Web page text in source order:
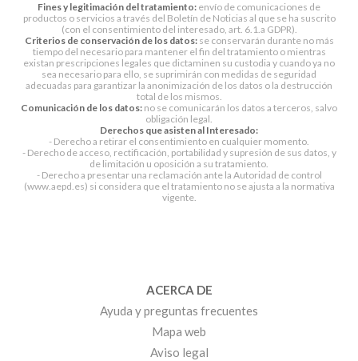
Fines y legitimación del tratamiento: envío de comunicaciones de
productos o servicios a través del Boletín de Noticias al que se ha suscrito
(con el consentimiento del interesado, art. 6.1.a GDPR).
Criterios de conservación de los datos:se conservarán durante no más
tiempo del necesario para mantener el fin del tratamiento o mientras
existan prescripciones legales que dictaminen su custodia y cuando ya no
sea necesario para ello, se suprimirán con medidas de seguridad
adecuadas para garantizar la anonimización de los datos o la destrucción
total de los mismos.
Comunicación de los datos: no se comunicarán los datos a terceros, salvo
obligación legal.
Derechos que asisten al Interesado:
- Derecho a retirar el consentimiento en cualquier momento.
- Derecho de acceso, rectificación, portabilidad y supresión de sus datos, y
de limitación u oposición a su tratamiento.
- Derecho a presentar una reclamación ante la Autoridad de control
(www.aepd.es) si considera que el tratamiento no se ajusta a la normativa
vigente.
ACERCA DE
Ayuda y preguntas frecuentes
Mapa web
Aviso legal